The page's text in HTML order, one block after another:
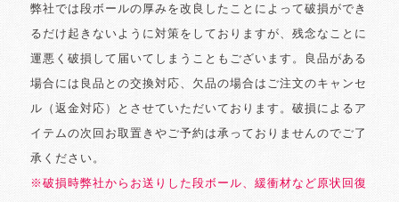
弊社では段ボールの厚みを改良したことによって破損ができ
るだけ起きないように対策をしておりますが、残念なことに
運悪く破損して届いてしまうこともございます。良品がある
場合には良品との交換対応、欠品の場合はご注文のキャンセ
ル（返金対応）とさせていただいております。破損によるア
イテムの次回お取置きやご予約は承っておりませんのでご了
承ください。
※破損時弊社からお送りした段ボール、緩衝材など原状回復